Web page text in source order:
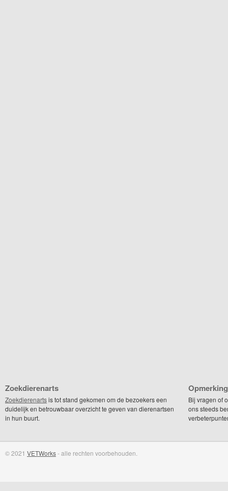
Zoekdierenarts
Zoekdierenartsis tot stand gekomen om de bezoekers een
duidelijk en betrouwbaar overzicht te geven van dierenartsen
in hun buurt.
Bij vragen of
ons steeds
© 2021 VETWorks- alle rechten voorbehouden.